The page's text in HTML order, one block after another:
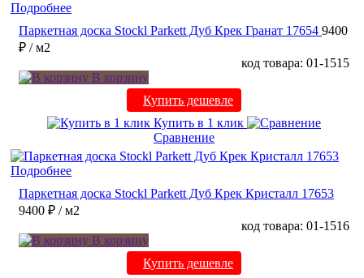
Подробнее
Паркетная доска Stockl Parkett Дуб Крек Гранат 17654 9400
₽ / м2
код товара: 01-1515
В корзину
Купить дешевле
Купить в 1 клик
Сравнение
Подробнее
Паркетная доска Stockl Parkett Дуб Крек Кристалл 17653
9400 ₽ / м2
код товара: 01-1516
В корзину
Купить дешевле